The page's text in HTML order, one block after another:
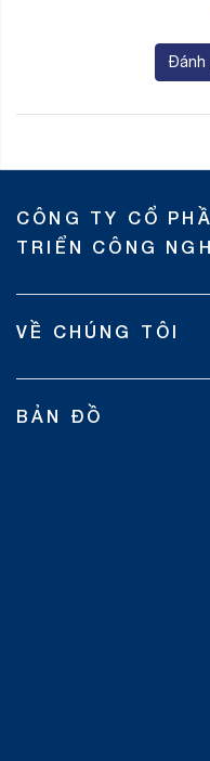
Đánh
CÔNG TY CỔ
TRIỂN CÔNG
VỀ CHÚNG TÔI
BẢN ĐỒ